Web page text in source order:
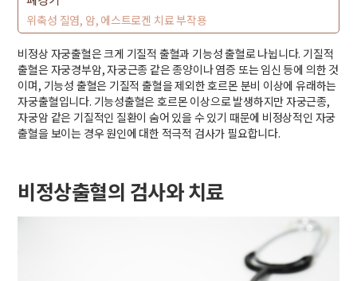
위축성 질염, 암, 에스트로겐 치료 부작용
비정상 자궁출혈은 크게 기질적 출혈과 기능성 출혈로 나뉩니다. 기질적
출혈은 자궁경부암, 자궁근종 같은 종양이나 염증 또는 임신 등에 의한 것
이며, 기능성 출혈은 기질적 출혈을 제외한 호르몬 분비 이상에 유래하는
자궁출혈입니다. 기능성출혈은 호르몬 이상으로 발생하지만 자궁근종,
자궁암 같은 기질적인 질환이 숨어 있을 수 있기 때문에 비정상적인 자궁
출혈을 보이는 경우 원인에 대한 적극적 검사가 필요합니다.
비정상출혈의 검사와 치료